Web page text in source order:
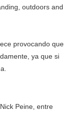
provocando que
ya que si
Peine, entre